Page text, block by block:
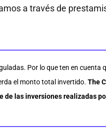
a través de
Por lo que ten en cuenta
el monto total invertido. The
de las inversiones realizadas